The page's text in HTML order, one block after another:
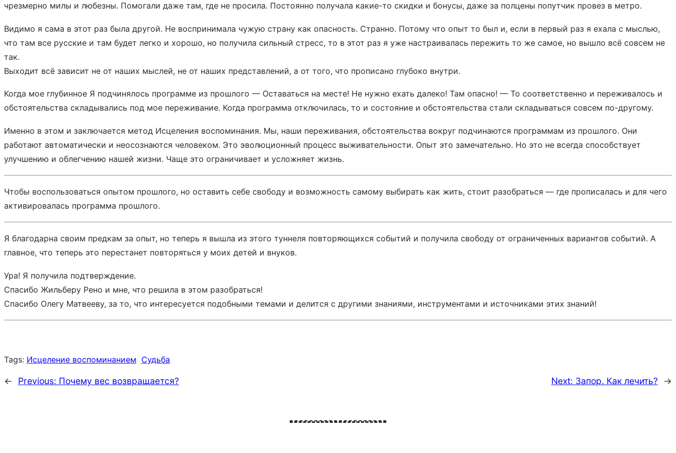
чрезмерно милы и любезны. Помогали даже там, где не просила. Постоянно получала какие-то скидки и бонусы, даже за полцены попутчик провез в метро.
Видимо я сама в этот раз была другой. Не воспринимала чужую страну как опасность. Странно. Потому что опыт то был и, если в первый раз я ехала с мыслью,
что там все русские и там будет легко и хорошо, но получила сильный стресс, то в этот раз я уже настраивалась пережить то же самое, но вышло всё совсем не
так.
Выходит всё зависит не от наших мыслей, не от наших представлений, а от того, что прописано глубоко внутри.
Когда мое глубинное Я подчинялось программе из прошлого — Оставаться на месте! Не нужно ехать далеко! Там опасно! — То соответственно и переживалось и
обстоятельства складывались под мое переживание. Когда программа отключилась, то и состояние и обстоятельства стали складываться совсем по-другому.
Именно в этом и заключается метод Исцеления воспоминания. Мы, наши переживания, обстоятельства вокруг подчинаются программам из прошлого. Они
работают автоматически и неосознаются человеком. Это эволюционный процесс выживательности. Опыт это замечательно. Но это не всегда способствует
улучшению и облегчению нашей жизни. Чаще это ограничивает и усложняет жизнь.
Чтобы воспользоваться опытом прошлого, но оставить себе свободу и возможность самому выбирать как жить, стоит разобраться — где прописалась и для чего
активировалась программа прошлого.
Я благодарна своим предкам за опыт, но теперь я вышла из этого туннеля повторяющихся событий и получила свободу от ограниченных вариантов событий. А
главное, что теперь это перестанет повторяться у моих детей и внуков.
Ура! Я получила подтверждение.
Спасибо Жильберу Рено и мне, что решила в этом разобраться!
Спасибо Олегу Матвееву, за то, что интересуется подобными темами и делится с другими знаниями, инструментами и источниками этих знаний!
Tags: Исцеление воспоминанием Судьба
← Previous: Почему вес возвращается? Next: Запор. Как лечить? →